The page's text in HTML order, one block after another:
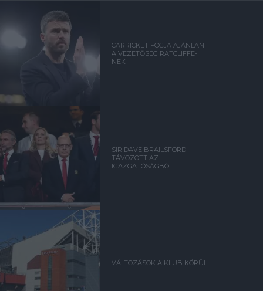
CARRICKET FOGJA AJÁNLANI
A VEZETŐSÉG RATCLIFFE-
NEK
SIR DAVE BRAILSFORD
TÁVOZOTT AZ
IGAZGATÓSÁGBÓL
VÁLTOZÁSOK A KLUB KÖRÜL